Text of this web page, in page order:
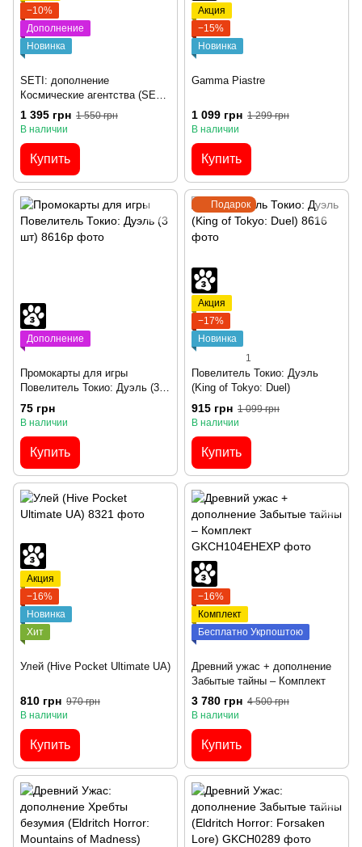
−10%
Дополнение
Новинка
SETI: дополнение
Космические агентства (SETI:
Space Agencies)
1 395 грн 1 550 грн
В наличии
Купить
Акция
−15%
Новинка
Gamma Piastre
1 099 грн 1 299 грн
В наличии
Купить
Дополнение
Промокарты для игры
Повелитель Токио: Дуэль (3
шт)
75 грн
В наличии
Купить
Подарок
Акция
−17%
Новинка
1
Повелитель Токио: Дуэль
(King of Tokyo: Duel)
915 грн 1 099 грн
В наличии
Купить
Акция
−16%
Новинка
Хит
Улей (Hive Pocket Ultimate UA)
810 грн 970 грн
В наличии
Купить
−16%
Комплект
Бесплатно Укрпоштою
Древний ужас + дополнение
Забытые тайны – Комплект
3 780 грн 4 500 грн
В наличии
Купить